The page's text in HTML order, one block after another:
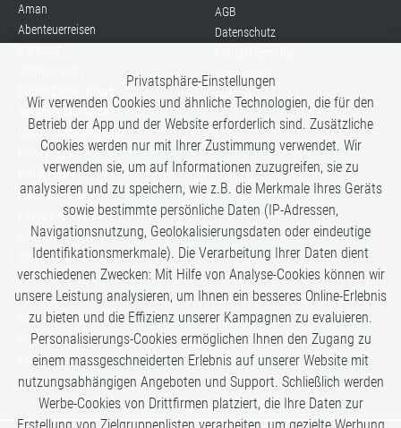
Aman
Abenteuerreisen
Gourmet-Momente
Luxus Familienurlaub
Honeymoon
Hot & New
Hüttenzauber
Luxus Kreuzfahrten
Lifestyle
Once in a Lifetime
Romance
Safari-Erlebnisse
Simply the Best
Six Senses
Villen
Zugreisen
AGB
Datenschutz
nova reisen
Anfahrt
Privatsphäre-Einstellungen
Wir verwenden Cookies und ähnliche Technologien, die für den
Betrieb der App und der Website erforderlich sind. Zusätzliche
Cookies werden nur mit Ihrer Zustimmung verwendet. Wir
verwenden sie, um auf Informationen zuzugreifen, sie zu
analysieren und zu speichern, wie z.B. die Merkmale Ihres Geräts
sowie bestimmte persönliche Daten (IP-Adressen,
Navigationsnutzung, Geolokalisierungsdaten oder eindeutige
Identifikationsmerkmale). Die Verarbeitung Ihrer Daten dient
verschiedenen Zwecken: Mit Hilfe von Analyse-Cookies können wir
unsere Leistung analysieren, um Ihnen ein besseres Online-Erlebnis
zu bieten und die Effizienz unserer Kampagnen zu evaluieren.
Personalisierungs-Cookies ermöglichen Ihnen den Zugang zu
einem massgeschneiderten Erlebnis auf unserer Website mit
nutzungsabhängigen Angeboten und Support. Schließlich werden
Werbe-Cookies von Drittfirmen platziert, die Ihre Daten zur